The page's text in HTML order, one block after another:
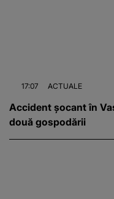
17:07 ACTUALE
Accident șocant în
două gospodării